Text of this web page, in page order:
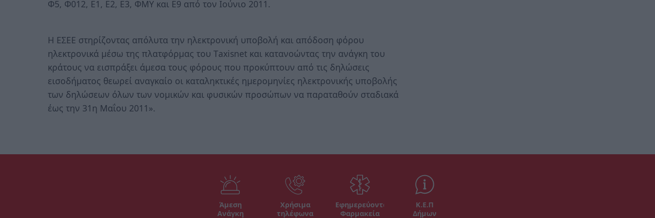
Φ5, Φ012, Ε1, Ε2, Ε3, ΦΜΥ και Ε9 από τον Ιούνιο 2011.
Η ΕΣΕΕ στηρίζοντας απόλυτα την ηλεκτρονική υποβολή και απόδοση φόρου
ηλεκτρονικά μέσω της πλατφόρμας του Τaxisnet και κατανοώντας την ανάγκη του
κράτους να εισπράξει άμεσα τους φόρους που προκύπτουν από τις δηλώσεις
εισοδήματος θεωρεί αναγκαίο οι καταληκτικές ημερομηνίες ηλεκτρονικής υποβολής
των δηλώσεων όλων των νομικών και φυσικών προσώπων να παραταθούν σταδιακά
έως την 31η Μαΐου 2011».
Άμεση
Ανάγκη
Χρήσιμα
τηλέφωνα
Εφημερεύοντα
Φαρμακεία
Κ.Ε.Π
Δήμων